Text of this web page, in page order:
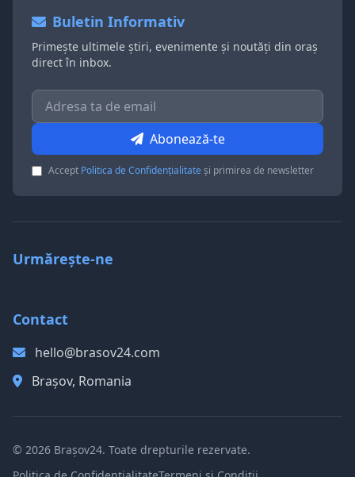
Buletin Informativ
Primește ultimele știri, evenimente și noutăți din oraș
direct în inbox.
Abonează-te
Accept Politica de Confidențialitateși primirea de newsletter
Urmărește-ne
Contact
hello@brasov24.com
Brașov, Romania
© 2026 Brașov24. Toate drepturile rezervate.